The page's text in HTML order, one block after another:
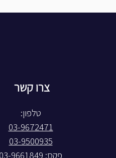
צרו קשר
טלפון:
03-9672471
03-9500935
פקס: 03-9661849